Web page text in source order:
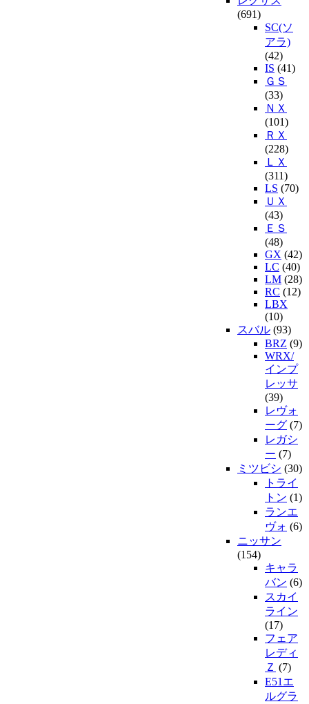
(691)
SC(ソ
アラ)
(42)
IS (41)
ＧＳ
(33)
ＮＸ
(101)
ＲＸ
(228)
ＬＸ
(311)
LS (70)
ＵＸ
(43)
ＥＳ
(48)
GX (42)
LC (40)
LM (28)
RC (12)
LBX
(10)
スバル (93)
BRZ (9)
WRX/
インプ
レッサ
(39)
レヴォ
ーグ (7)
レガシ
ー (7)
ミツビシ (30)
トライ
トン (1)
ランエ
ヴォ (6)
ニッサン
(154)
キャラ
バン (6)
スカイ
ライン
(17)
フェア
レディ
Ｚ (7)
E51エ
ルグラ